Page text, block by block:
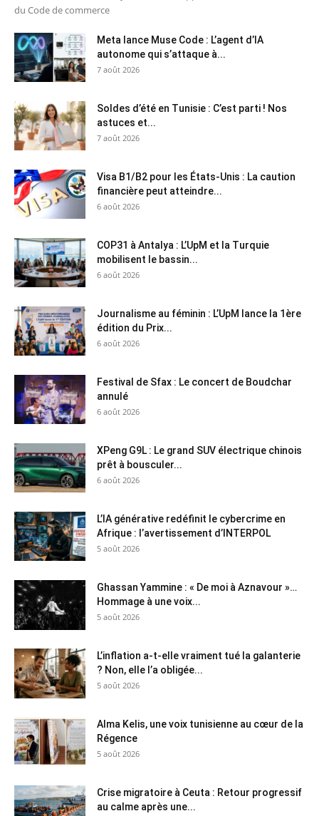
du Code de commerce
Meta lance Muse Code : L’agent d’IA
autonome qui s’attaque à...
7 août 2026
Soldes d’été en Tunisie : C’est parti ! Nos
astuces et...
7 août 2026
Visa B1/B2 pour les États-Unis : La caution
financière peut atteindre...
6 août 2026
COP31 à Antalya : L’UpM et la Turquie
mobilisent le bassin...
6 août 2026
Journalisme au féminin : L’UpM lance la 1ère
édition du Prix...
6 août 2026
Festival de Sfax : Le concert de Boudchar
annulé
6 août 2026
XPeng G9L : Le grand SUV électrique chinois
prêt à bousculer...
6 août 2026
L’IA générative redéfinit le cybercrime en
Afrique : l’avertissement d’INTERPOL
5 août 2026
Ghassan Yammine : « De moi à Aznavour »…
Hommage à une voix...
5 août 2026
L’inflation a-t-elle vraiment tué la galanterie
? Non, elle l’a obligée...
5 août 2026
Alma Kelis, une voix tunisienne au cœur de la
Régence
5 août 2026
Crise migratoire à Ceuta : Retour progressif
au calme après une...